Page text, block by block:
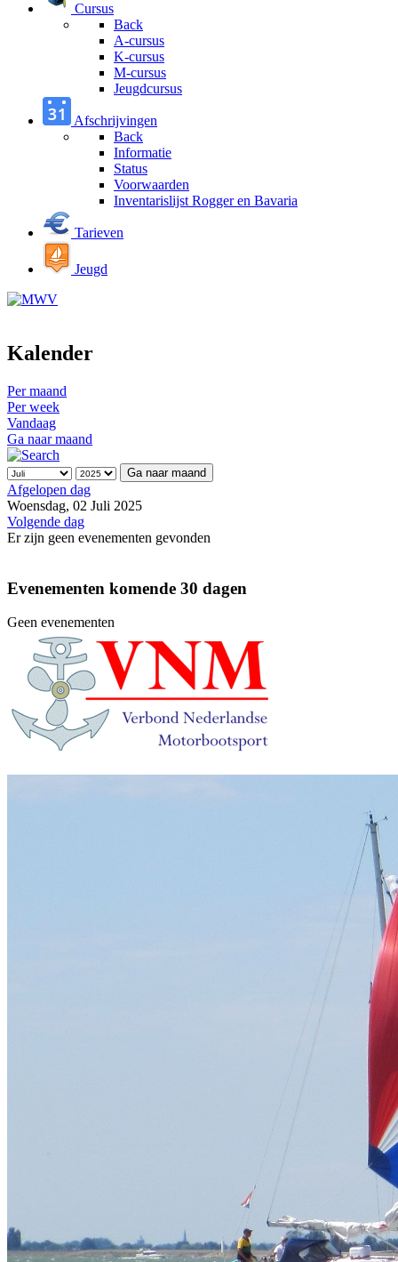
Cursus
Back
A-cursus
K-cursus
M-cursus
Jeugdcursus
Afschrijvingen
Back
Informatie
Status
Voorwaarden
Inventarislijst Rogger en Bavaria
Tarieven
Jeugd
Kalender
Per maand
Per week
Vandaag
Ga naar maand
Ga naar maand
Afgelopen dag
Woensdag, 02 Juli 2025
Volgende dag
Er zijn geen evenementen gevonden
Evenementen komende 30 dagen
Geen evenementen